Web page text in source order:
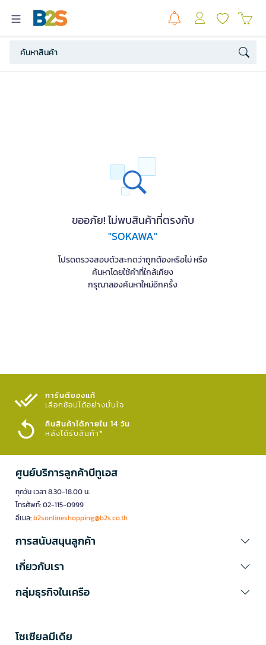
ขออภัย! ไม่พบสินค้าที่ตรงกับ
"SOKAWA"
โปรดตรวจสอบตัวสะกดว่าถูกต้องหรือไม่ หรือ
ค้นหาโดยใช้คำที่ใกล้เคียง
กรุณาลองค้นหาใหม่อีกครั้ง
การันตีของแท้
เลือกช้อปได้อย่างมั่นใจ​
คืนสินค้าได้ภายใน 14 วัน
หลังได้รับสินค้า*
ศูนย์บริการลูกค้าบีทูเอส
ทุกวัน เวลา 8.30-18.00 น.
โทรศัพท์: 02-115-0999
อีเมล:b2sonlineshopping@b2s.co.th
การสนับสนุนลูกค้า
เกี่ยวกับเรา
กลุ่มธุรกิจในเครือ
โซเซียลมีเดีย​